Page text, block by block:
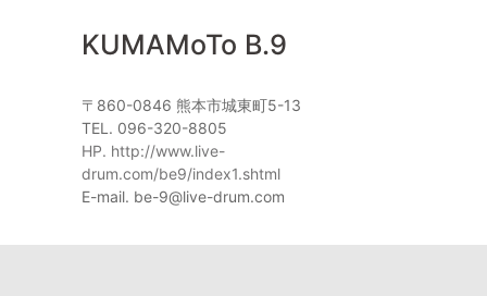
KUMAMoTo B.9
〒860-0846 熊本市城東町5-13
TEL. 096-320-8805
HP. http://www.live-
drum.com/be9/index1.shtml
E-mail. be-9@live-drum.com